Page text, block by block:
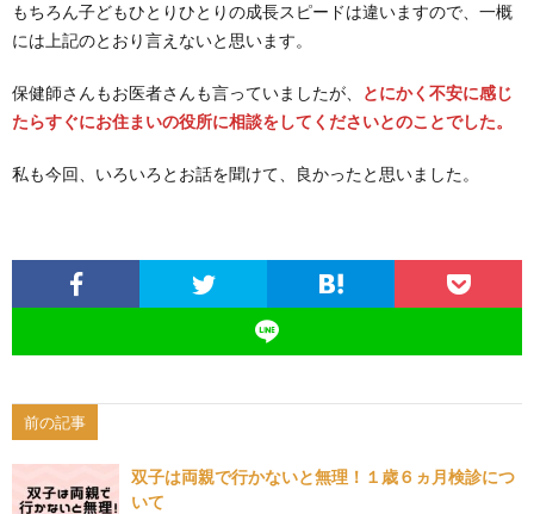
もちろん子どもひとりひとりの成長スピードは違いますので、一概
には上記のとおり言えないと思います。
保健師さんもお医者さんも言っていましたが、
とにかく不安に感じ
たらすぐにお住まいの役所に相談をしてくださいとのことでした。
私も今回、いろいろとお話を聞けて、良かったと思いました。
前の記事
双子は両親で行かないと無理！１歳６ヵ月検診につ
いて